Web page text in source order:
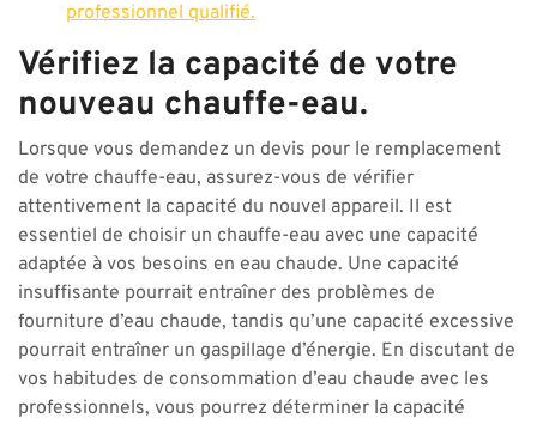
professionnel qualifié.
Vérifiez la capacité de votre
nouveau chauffe-eau.
Lorsque vous demandez un devis pour le remplacement
de votre chauffe-eau, assurez-vous de vérifier
attentivement la capacité du nouvel appareil. Il est
essentiel de choisir un chauffe-eau avec une capacité
adaptée à vos besoins en eau chaude. Une capacité
insuffisante pourrait entraîner des problèmes de
fourniture d’eau chaude, tandis qu’une capacité excessive
pourrait entraîner un gaspillage d’énergie. En discutant de
vos habitudes de consommation d’eau chaude avec les
professionnels, vous pourrez déterminer la capacité